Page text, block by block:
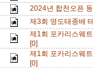
2024년 합천오픈
제3회 영도태종배
제1회 포카리스웨
[0]
제1회 포카리스웨
[0]